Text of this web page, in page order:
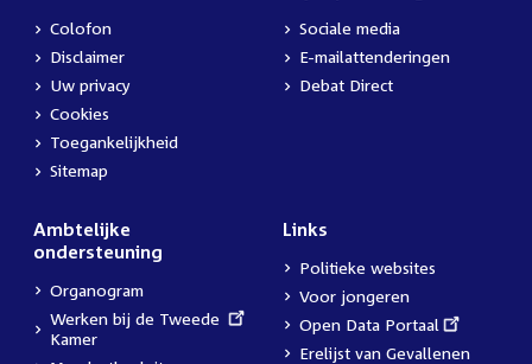
Colofon
Disclaimer
Uw privacy
Cookies
Toegankelijkheid
Sitemap
Sociale media
E-mailattenderingen
Debat Direct
Ambtelijke
ondersteuning
Organogram
External
link:
Werken bij de Tweede
Kamer
Links
Politieke websites
Voor jongeren
External
link:
Open Data Portaal
Erelijst van Gevallenen